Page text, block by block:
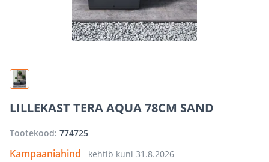
LILLEKAST TERA AQUA 78CM SAND
Tootekood: 774725
Kampaaniahind kehtib kuni 31.8.2026